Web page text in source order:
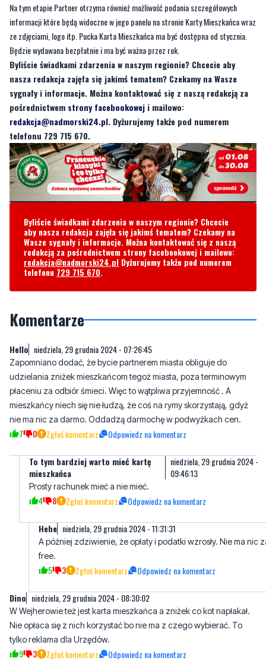
Będzie wydawana bezpłatnie i ma być ważna przez rok.
Byliście świadkami zdarzenia w naszym regionie? Chcecie aby
nasza redakcja zajęła się jakimś tematem? Czekamy na Wasze
sygnały i informacje. Można kontaktować się z naszą redakcją za
pośrednictwemstrony facebookoweji mailowo:
redakcja@nadmorski24.pl. Dyżurujemy także pod numerem
telefonu 729 715 670.
Byliście świadkami zdarzenia w naszym regionie? Chcecie
aby nasza redakcja zajęła się jakimś tematem? Czekamy na
Wasze sygnały i informacje. Można kontaktować się z naszą
redakcja@nadmorski24.plDyżurujemy także pod numerem
telefonu729 715 670.
Komentarze
Zapomniano dodać, że bycie partnerem miasta obliguje do
płaceniu za odbiór śmieci. Więc to wątpliwa przyjemność . A
mieszkańcy niech się nie łudzą, że coś na rymy skorzystają, gdyż
nie ma nic za darmo. Oddadzą darmochę w podwyżkach cen.
7 0 Zgłoś komentarz Odpowiedz na komentarz
To tym bardziej warto mieć kartę
mieszkańca
niedziela, 29 grudnia 2024 -
09:46:13
4 8 Zgłoś komentarz Odpowiedz na komentarz
Hehe niedziela, 29 grudnia 2024 - 11:31:31
A później zdziwienie, że opłaty i podatki wzrosły. Nie ma nic
5 3 Zgłoś komentarz Odpowiedz na komentarz
niedziela, 29 grudnia 2024 - 08:30:02
W Wejherowie też jest karta mieszkańca a zniżek co kot napłakał.
tylko reklama dla Urzędów.
9 3 Zgłoś komentarz Odpowiedz na komentarz
Nie zgadzam się absolutnie
Są rabaty na kartę tylko trzeba się zainteresować. Dla mnie i